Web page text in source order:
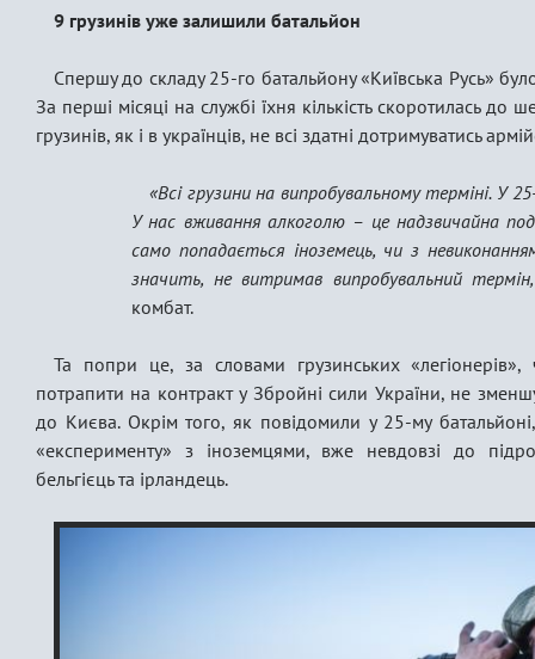
9 грузинів уже залишили батальйон
Спершу до складу 25-го батальйону «Київська Русь»
За перші місяці на службі їхня кількість скоротилась до
грузинів, як і в українців, не всі здатні дотримуватись
«Всі грузини на випробувальному терміні. У
У нас вживання алкоголю – це надзвичайна
само попадається іноземець, чи з
значить, не витримав випробувальний
комбат.
Та попри це, за словами грузинських «легіонерів»,
потрапити на контракт у Збройні сили України, не
до Києва. Окрім того, як повідомили у 25-му
«експерименту» з іноземцями, вже невдовзі до
бельгієць та ірландець.